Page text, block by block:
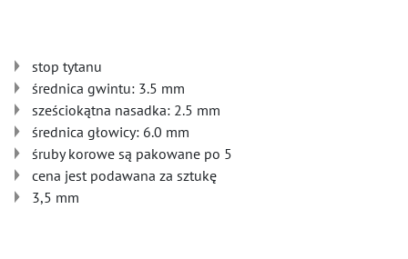
stop tytanu
średnica gwintu: 3.5 mm
sześciokątna nasadka: 2.5 mm
średnica głowicy: 6.0 mm
śruby korowe są pakowane po 5
cena jest podawana za sztukę
3,5 mm